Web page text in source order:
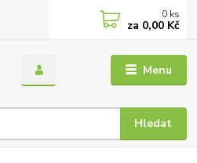
Menu
Hledat
0 ks
za 0,00 Kč